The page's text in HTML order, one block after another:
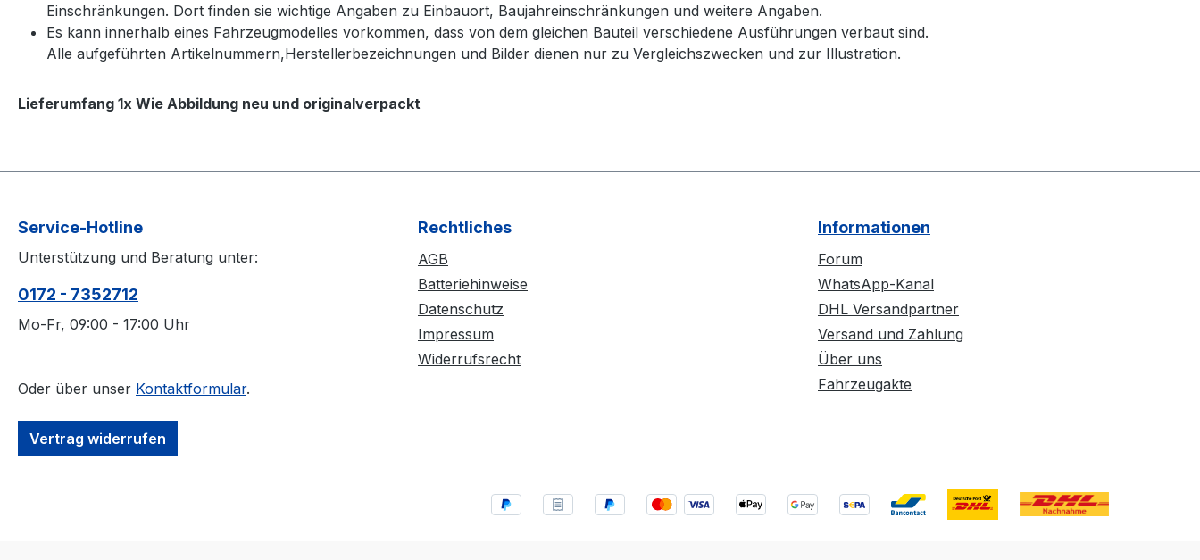
Einschränkungen. Dort finden sie wichtige Angaben zu Einbauort, Baujahreinschränkungen und weitere Angaben.
Es kann innerhalb eines Fahrzeugmodelles vorkommen, dass von dem gleichen Bauteil verschiedene Ausführungen verbaut sind.
Alle aufgeführten Artikelnummern,Herstellerbezeichnungen und Bilder dienen nur zu Vergleichszwecken und zur Illustration.
Lieferumfang 1x Wie Abbildung neu und originalverpackt
Service-Hotline
Unterstützung und Beratung unter:
0172 - 7352712
Mo-Fr, 09:00 - 17:00 Uhr
Oder über unser Kontaktformular.
Vertrag widerrufen
Rechtliches
AGB
Batteriehinweise
Datenschutz
Impressum
Widerrufsrecht
Informationen
Forum
WhatsApp-Kanal
DHL Versandpartner
Versand und Zahlung
Über uns
Fahrzeugakte